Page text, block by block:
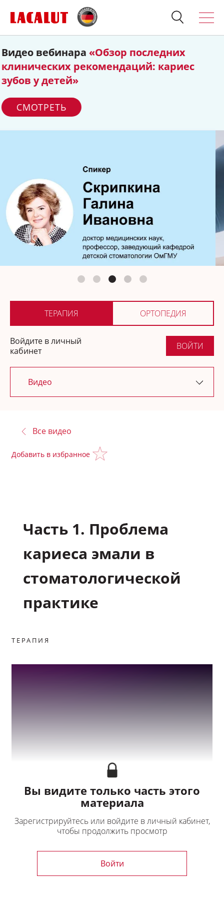
Продукция
Полезно знать
Спросите стоматолога
Для стоматологов:
Терапия
Искать
Диагностируем степеньтяжести
кариеса правильно
ТЕРАПИЯ ОРТОПЕДИЯ
Войдите в личный
кабинет
ВОЙТИ
Полезные материалы
Научные статьи
Видео
Все видео
Добавить в избранное
Часть 1. Проблема
кариеса эмали в
стоматологической
практике
ТЕРАПИЯ
Вы видите только часть этого
материала
Зарегистрируйтесь или войдите в личный кабинет,
чтобы продолжить просмотр
Войти